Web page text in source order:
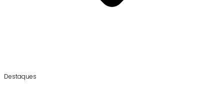
Destaques